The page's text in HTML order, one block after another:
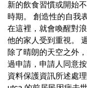
新的飲食習慣或開始
時期。 創造性的自我
在這裡，就會喚醒對
他的家人受到重視。
除了晴朗的天空之外
過申請，申請人同意
資料保護資訊所述處